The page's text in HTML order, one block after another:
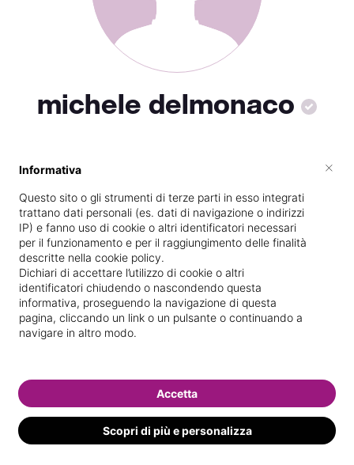
michele delmonaco
Specializzata inMassaggi del
benessere
Vedi le informazioni di michele
Informativa
Questo sito o gli strumenti di terze parti in esso integrati
trattano dati personali (es. dati di navigazione o indirizzi
IP) e fanno uso di cookie o altri identificatori necessari
per il funzionamento e per il raggiungimento delle finalità
descritte nella cookie policy.
Dichiari di accettare l’utilizzo di cookie o altri
identificatori chiudendo o nascondendo questa
informativa, proseguendo la navigazione di questa
pagina, cliccando un link o un pulsante o continuando a
navigare in altro modo.
Scopri di più e personalizza
Accetta
×